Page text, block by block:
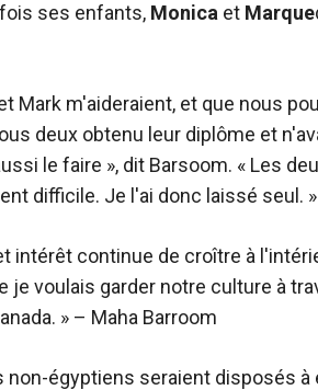
ses enfants, Monica et Marque
Mark m'aideraient, et que nous
deux obtenu leur diplôme et
le faire », dit Barsoom. « Les
difficile. Je l'ai donc laissé seul. »
intérêt continue de croître à
je voulais garder notre culture à
» – Maha Barroom
non-égyptiens seraient disposés à